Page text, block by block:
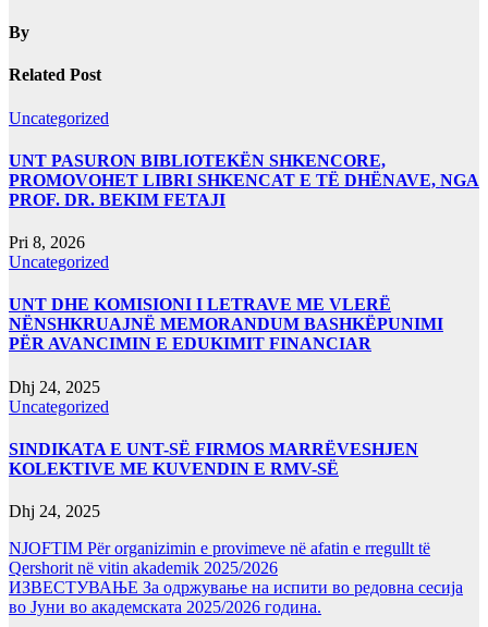
By
Related Post
Uncategorized
UNT PASURON BIBLIOTEKËN SHKENCORE,
PROMOVOHET LIBRI SHKENCAT E TË DHËNAVE, NGA
PROF. DR. BEKIM FETAJI
Pri 8, 2026
Uncategorized
UNT DHE KOMISIONI I LETRAVE ME VLERË
NËNSHKRUAJNË MEMORANDUM BASHKËPUNIMI
PËR AVANCIMIN E EDUKIMIT FINANCIAR
Dhj 24, 2025
Uncategorized
SINDIKATA E UNT-SË FIRMOS MARRËVESHJEN
KOLEKTIVE ME KUVENDIN E RMV-SË
Dhj 24, 2025
NJOFTIM Për organizimin e provimeve në afatin e rregullt të
Qershorit në vitin akademik 2025/2026
ИЗВЕСТУВАЊЕ За одржување на испити во редовна сесија
во Јуни во академската 2025/2026 година.